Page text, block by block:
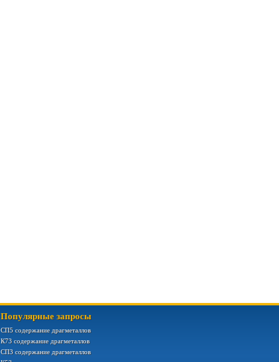
Популярные запросы
СП5 содержание драгметаллов
К73 содержание драгметаллов
СП3 содержание драгметаллов